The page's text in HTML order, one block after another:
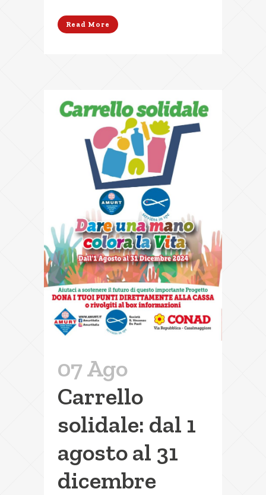
Read More
07 Ago
Carrello
solidale: dal 1
agosto al 31
dicembre